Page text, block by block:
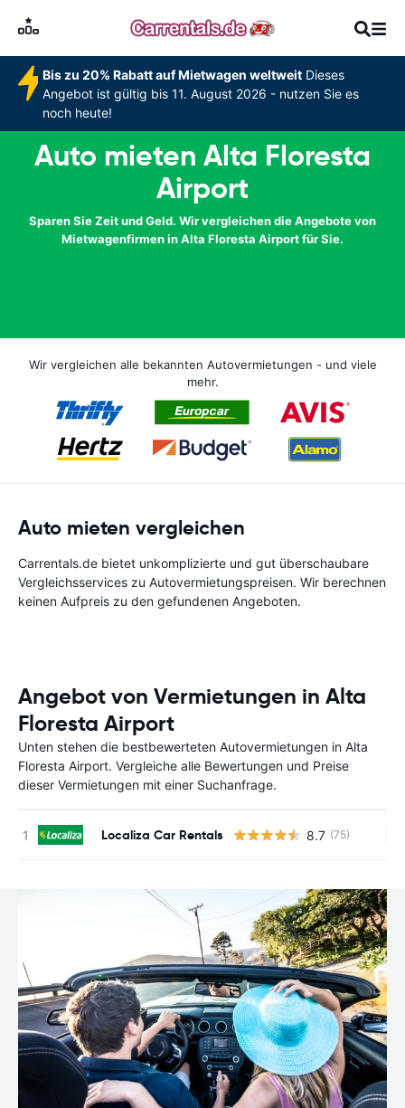
Bis zu 20% Rabatt auf Mietwagen weltweitDieses
Angebot ist gültig bis 11. August 2026 - nutzen Sie es
noch heute!
Auto mieten Alta Floresta
Airport
Sparen Sie Zeit und Geld. Wir vergleichen die Angebote von
Mietwagenfirmen in Alta Floresta Airport für Sie.
Wir vergleichen alle bekannten Autovermietungen - und viele
mehr.
Auto mieten vergleichen
Carrentals.de bietet unkomplizierte und gut überschaubare
Vergleichsservices zu Autovermietungspreisen. Wir berechnen
keinen Aufpreis zu den gefundenen Angeboten.
Angebot von Vermietungen in Alta
Floresta Airport
Unten stehen die bestbewerteten Autovermietungen in Alta
Floresta Airport. Vergleiche alle Bewertungen und Preise
dieser Vermietungen mit einer Suchanfrage.
Localiza Car Rentals 8.7 (75)